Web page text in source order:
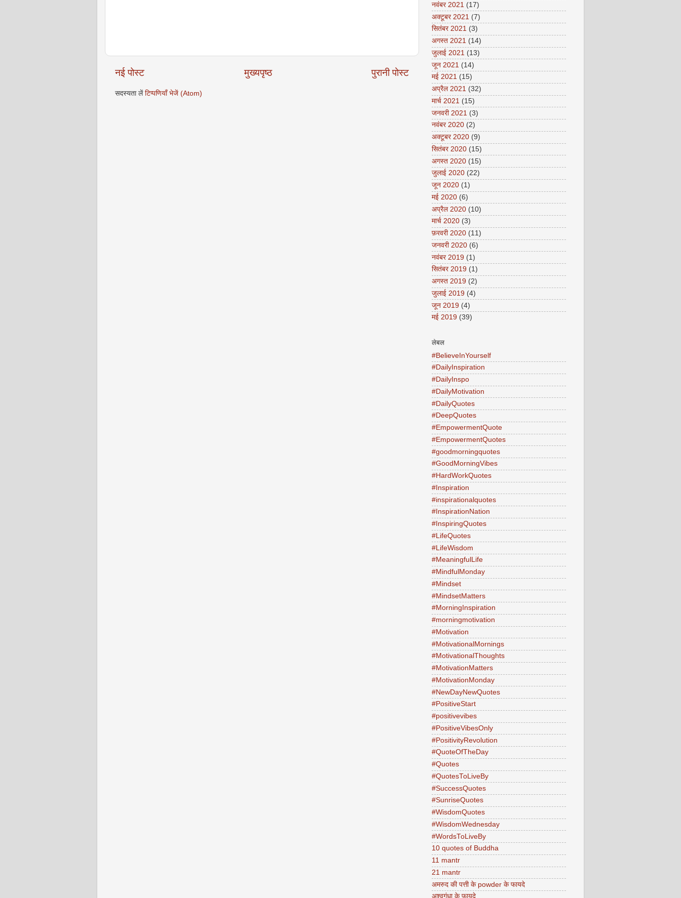
नई पोस्ट पुरानी पोस्ट
मुख्यपृष्ठ
सदस्यता लें टिप्पणियाँ भेजें (Atom)
नवंबर 2021 (17)
अक्टूबर 2021 (7)
सितंबर 2021 (3)
अगस्त 2021 (14)
जुलाई 2021 (13)
जून 2021 (14)
मई 2021 (15)
अप्रैल 2021 (32)
मार्च 2021 (15)
जनवरी 2021 (3)
नवंबर 2020 (2)
अक्टूबर 2020 (9)
सितंबर 2020 (15)
अगस्त 2020 (15)
जुलाई 2020 (22)
जून 2020 (1)
मई 2020 (6)
अप्रैल 2020 (10)
मार्च 2020 (3)
फ़रवरी 2020 (11)
जनवरी 2020 (6)
नवंबर 2019 (1)
सितंबर 2019 (1)
अगस्त 2019 (2)
जुलाई 2019 (4)
जून 2019 (4)
मई 2019 (39)
लेबल
#BelieveInYourself
#DailyInspiration
#DailyInspo
#DailyMotivation
#DailyQuotes
#DeepQuotes
#EmpowermentQuote
#EmpowermentQuotes
#goodmorningquotes
#GoodMorningVibes
#HardWorkQuotes
#Inspiration
#inspirationalquotes
#InspirationNation
#InspiringQuotes
#LifeQuotes
#LifeWisdom
#MeaningfulLife
#MindfulMonday
#Mindset
#MindsetMatters
#MorningInspiration
#morningmotivation
#Motivation
#MotivationalMornings
#MotivationalThoughts
#MotivationMatters
#MotivationMonday
#NewDayNewQuotes
#PositiveStart
#positivevibes
#PositiveVibesOnly
#PositivityRevolution
#QuoteOfTheDay
#Quotes
#QuotesToLiveBy
#SuccessQuotes
#SunriseQuotes
#WisdomQuotes
#WisdomWednesday
#WordsToLiveBy
10 quotes of Buddha
11 mantr
21 mantr
अमरुद की पत्ती के powder के फायदे
अश्वगंधा के फायदे